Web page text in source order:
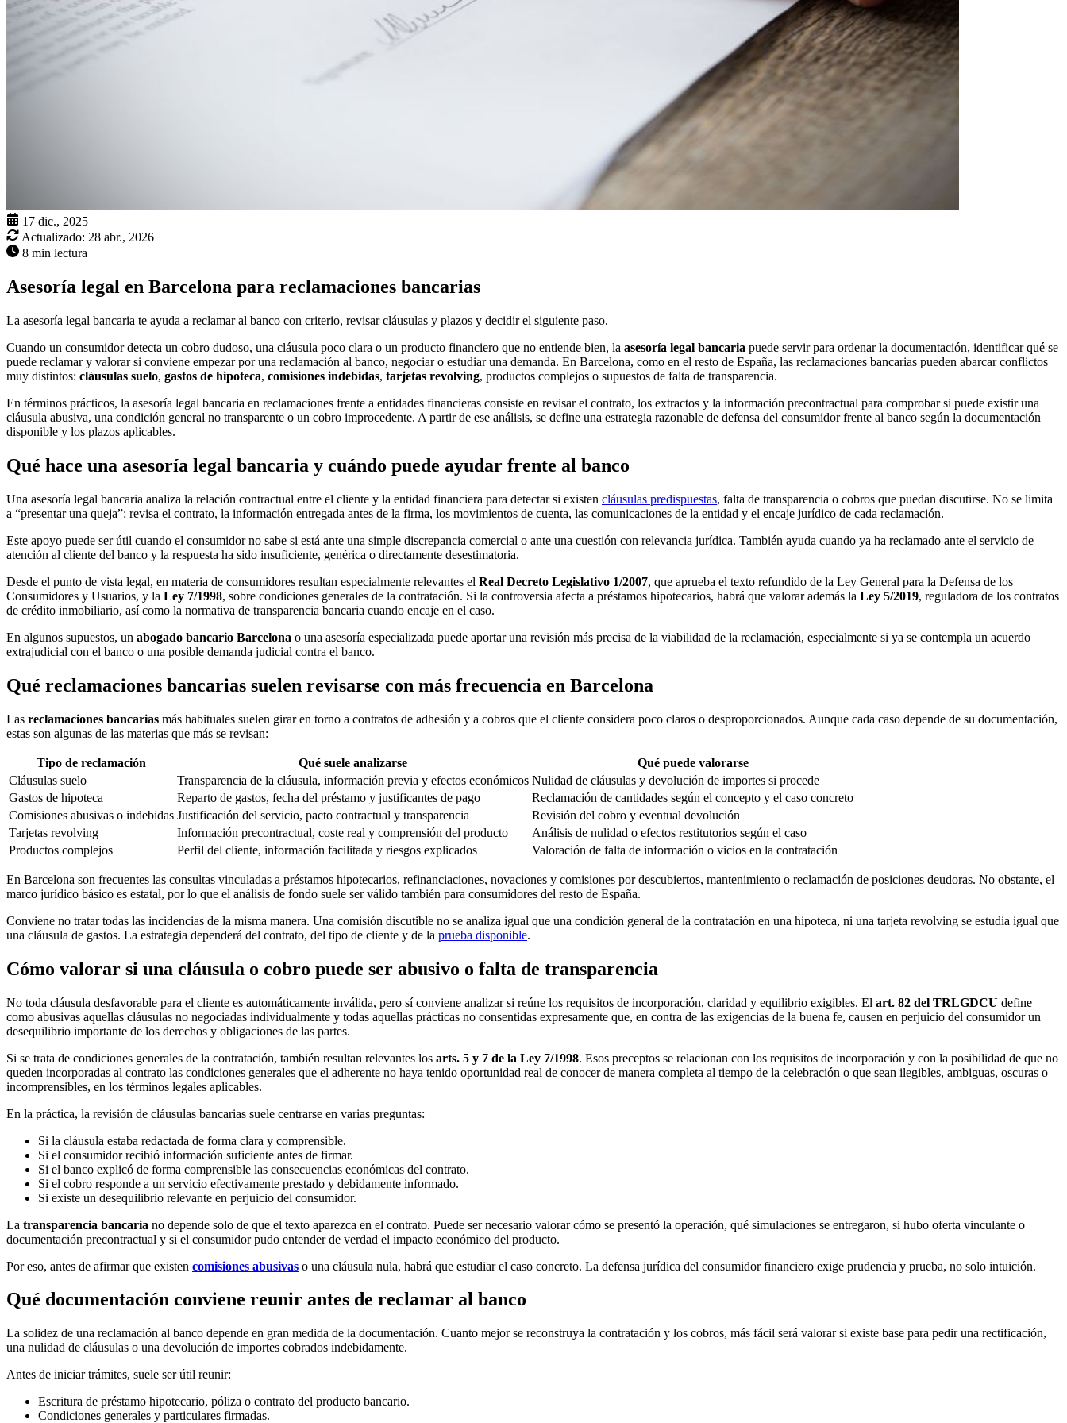
17 dic., 2025
Actualizado: 28 abr., 2026
8 min lectura
Asesoría legal en Barcelona para reclamaciones bancarias
La asesoría legal bancaria te ayuda a reclamar al banco con criterio, revisar cláusulas y plazos y decidir el siguiente paso.
Cuando un consumidor detecta un cobro dudoso, una cláusula poco clara o un producto financiero que no entiende bien, la asesoría legal bancaria puede servir para ordenar la documentación, identificar qué se
puede reclamar y valorar si conviene empezar por una reclamación al banco, negociar o estudiar una demanda. En Barcelona, como en el resto de España, las reclamaciones bancarias pueden abarcar conflictos
muy distintos: cláusulas suelo, gastos de hipoteca, comisiones indebidas, tarjetas revolving, productos complejos o supuestos de falta de transparencia.
En términos prácticos, la asesoría legal bancaria en reclamaciones frente a entidades financieras consiste en revisar el contrato, los extractos y la información precontractual para comprobar si puede existir una
cláusula abusiva, una condición general no transparente o un cobro improcedente. A partir de ese análisis, se define una estrategia razonable de defensa del consumidor frente al banco según la documentación
disponible y los plazos aplicables.
Qué hace una asesoría legal bancaria y cuándo puede ayudar frente al banco
Una asesoría legal bancaria analiza la relación contractual entre el cliente y la entidad financiera para detectar si existen cláusulas predispuestas, falta de transparencia o cobros que puedan discutirse. No se limita
a “presentar una queja”: revisa el contrato, la información entregada antes de la firma, los movimientos de cuenta, las comunicaciones de la entidad y el encaje jurídico de cada reclamación.
Este apoyo puede ser útil cuando el consumidor no sabe si está ante una simple discrepancia comercial o ante una cuestión con relevancia jurídica. También ayuda cuando ya ha reclamado ante el servicio de
atención al cliente del banco y la respuesta ha sido insuficiente, genérica o directamente desestimatoria.
Desde el punto de vista legal, en materia de consumidores resultan especialmente relevantes el Real Decreto Legislativo 1/2007, que aprueba el texto refundido de la Ley General para la Defensa de los
Consumidores y Usuarios, y la Ley 7/1998, sobre condiciones generales de la contratación. Si la controversia afecta a préstamos hipotecarios, habrá que valorar además la Ley 5/2019, reguladora de los contratos
de crédito inmobiliario, así como la normativa de transparencia bancaria cuando encaje en el caso.
En algunos supuestos, un abogado bancario Barcelona o una asesoría especializada puede aportar una revisión más precisa de la viabilidad de la reclamación, especialmente si ya se contempla un acuerdo
extrajudicial con el banco o una posible demanda judicial contra el banco.
Qué reclamaciones bancarias suelen revisarse con más frecuencia en Barcelona
Las reclamaciones bancarias más habituales suelen girar en torno a contratos de adhesión y a cobros que el cliente considera poco claros o desproporcionados. Aunque cada caso depende de su documentación,
estas son algunas de las materias que más se revisan:
Tipo de reclamación Qué suele analizarse
Qué puede valorarse
Cláusulas suelo
Transparencia de la cláusula, información previa y efectos económicos Nulidad de cláusulas y devolución de importes si procede
Gastos de hipoteca
Reparto de gastos, fecha del préstamo y justificantes de pago
Reclamación de cantidades según el concepto y el caso concreto
Comisiones abusivas o indebidas Justificación del servicio, pacto contractual y transparencia
Revisión del cobro y eventual devolución
Tarjetas revolving
Información precontractual, coste real y comprensión del producto
Análisis de nulidad o efectos restitutorios según el caso
Productos complejos
Perfil del cliente, información facilitada y riesgos explicados Valoración de falta de información o vicios en la contratación
En Barcelona son frecuentes las consultas vinculadas a préstamos hipotecarios, refinanciaciones, novaciones y comisiones por descubiertos, mantenimiento o reclamación de posiciones deudoras. No obstante, el
marco jurídico básico es estatal, por lo que el análisis de fondo suele ser válido también para consumidores del resto de España.
Conviene no tratar todas las incidencias de la misma manera. Una comisión discutible no se analiza igual que una condición general de la contratación en una hipoteca, ni una tarjeta revolving se estudia igual que
una cláusula de gastos. La estrategia dependerá del contrato, del tipo de cliente y de la prueba disponible.
Cómo valorar si una cláusula o cobro puede ser abusivo o falta de transparencia
No toda cláusula desfavorable para el cliente es automáticamente inválida, pero sí conviene analizar si reúne los requisitos de incorporación, claridad y equilibrio exigibles. El art. 82 del TRLGDCU define
como abusivas aquellas cláusulas no negociadas individualmente y todas aquellas prácticas no consentidas expresamente que, en contra de las exigencias de la buena fe, causen en perjuicio del consumidor un
desequilibrio importante de los derechos y obligaciones de las partes.
Si se trata de condiciones generales de la contratación, también resultan relevantes los arts. 5 y 7 de la Ley 7/1998. Esos preceptos se relacionan con los requisitos de incorporación y con la posibilidad de que no
queden incorporadas al contrato las condiciones generales que el adherente no haya tenido oportunidad real de conocer de manera completa al tiempo de la celebración o que sean ilegibles, ambiguas, oscuras o
incomprensibles, en los términos legales aplicables.
En la práctica, la revisión de cláusulas bancarias suele centrarse en varias preguntas:
Si la cláusula estaba redactada de forma clara y comprensible.
Si el consumidor recibió información suficiente antes de firmar.
Si el banco explicó de forma comprensible las consecuencias económicas del contrato.
Si el cobro responde a un servicio efectivamente prestado y debidamente informado.
Si existe un desequilibrio relevante en perjuicio del consumidor.
La transparencia bancaria no depende solo de que el texto aparezca en el contrato. Puede ser necesario valorar cómo se presentó la operación, qué simulaciones se entregaron, si hubo oferta vinculante o
documentación precontractual y si el consumidor pudo entender de verdad el impacto económico del producto.
Por eso, antes de afirmar que existen comisiones abusivas o una cláusula nula, habrá que estudiar el caso concreto. La defensa jurídica del consumidor financiero exige prudencia y prueba, no solo intuición.
Qué documentación conviene reunir antes de reclamar al banco
La solidez de una reclamación al banco depende en gran medida de la documentación. Cuanto mejor se reconstruya la contratación y los cobros, más fácil será valorar si existe base para pedir una rectificación,
una nulidad de cláusulas o una devolución de importes cobrados indebidamente.
Antes de iniciar trámites, suele ser útil reunir:
Escritura de préstamo hipotecario, póliza o contrato del producto bancario.
Condiciones generales y particulares firmadas.